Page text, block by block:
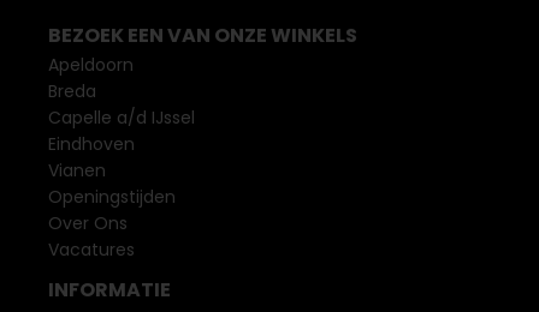
BEZOEK EEN VAN ONZE WINKELS
Apeldoorn
Breda
Capelle a/d IJssel
Eindhoven
Vianen
Openingstijden
Over Ons
Vacatures
INFORMATIE